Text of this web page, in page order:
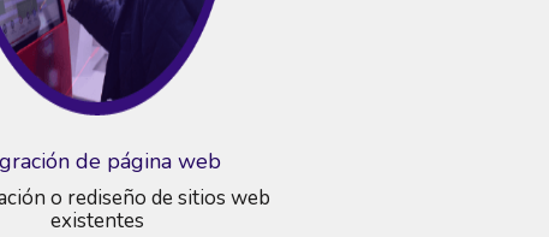
de página web
o rediseño de sitios web
existentes